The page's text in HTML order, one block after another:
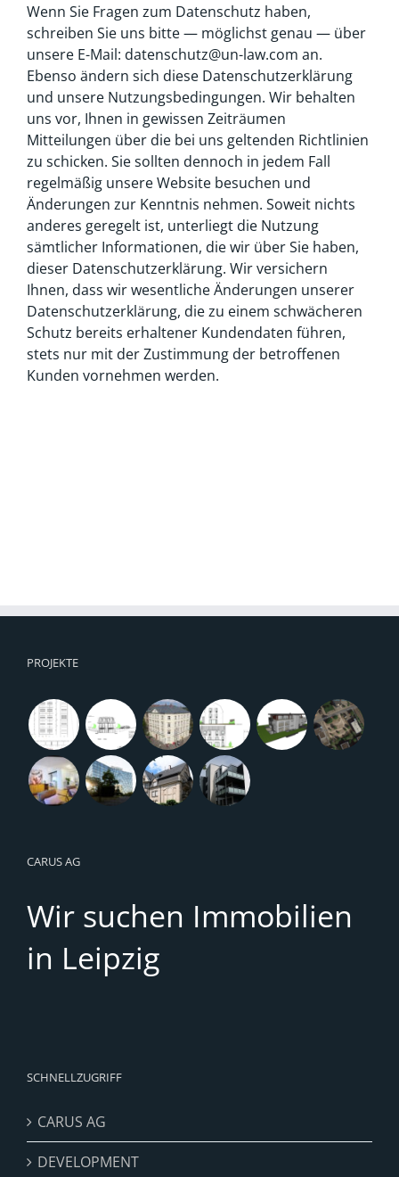
Wenn Sie Fragen zum Datenschutz haben,
schreiben Sie uns bitte — möglichst genau — über
unsere E-Mail: datenschutz@un-law.com an.
Ebenso ändern sich diese Datenschutzerklärung
und unsere Nutzungsbedingungen. Wir behalten
uns vor, Ihnen in gewissen Zeiträumen
Mitteilungen über die bei uns geltenden Richtlinien
zu schicken. Sie sollten dennoch in jedem Fall
regelmäßig unsere Website besuchen und
Änderungen zur Kenntnis nehmen. Soweit nichts
anderes geregelt ist, unterliegt die Nutzung
sämtlicher Informationen, die wir über Sie haben,
dieser Datenschutzerklärung. Wir versichern
Ihnen, dass wir wesentliche Änderungen unserer
Datenschutzerklärung, die zu einem schwächeren
Schutz bereits erhaltener Kundendaten führen,
stets nur mit der Zustimmung der betroffenen
Kunden vornehmen werden.
PROJEKTE
CARUS AG
Wir suchen Immobilien
in Leipzig
SCHNELLZUGRIFF
CARUS AG
DEVELOPMENT